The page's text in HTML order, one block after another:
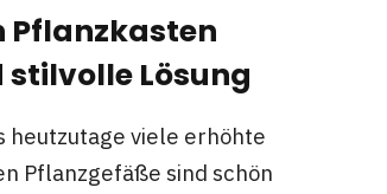
Pflanzkasten
stilvolle Lösung
heutzutage viele erhöhte
Pflanzgefäße sind schön